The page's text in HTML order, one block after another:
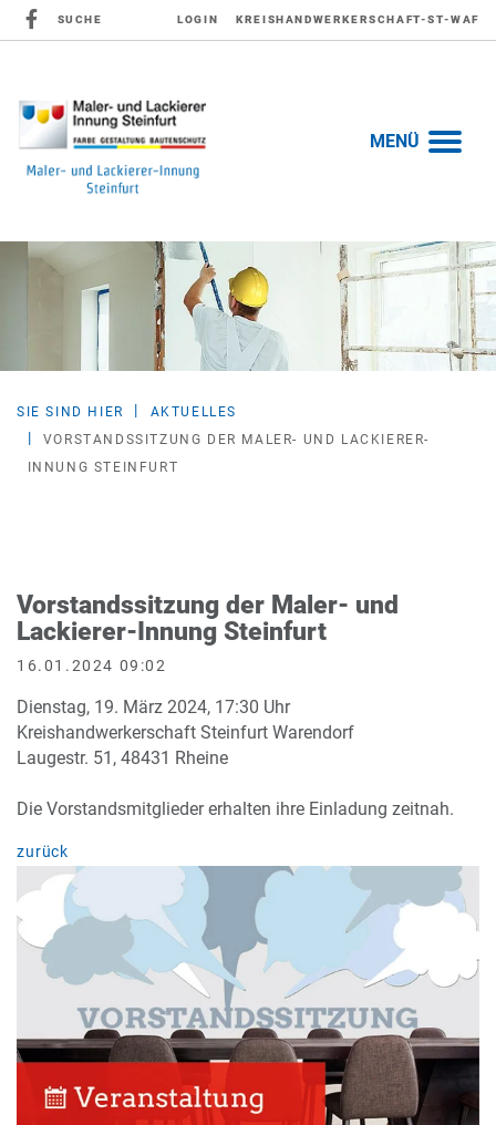
SUCHE LOGIN KREISHANDWERKERSCHAFT-ST-WAF
MENÜ
SIE SIND HIER
AKTUELLES
VORSTANDSSITZUNG DER MALER- UND LACKIERER-
INNUNG STEINFURT
Vorstandssitzung der Maler- und
Lackierer-Innung Steinfurt
16.01.2024 09:02
Dienstag, 19. März 2024, 17:30 Uhr
Kreishandwerkerschaft Steinfurt Warendorf
Laugestr. 51, 48431 Rheine
Die Vorstandsmitglieder erhalten ihre Einladung zeitnah.
zurück